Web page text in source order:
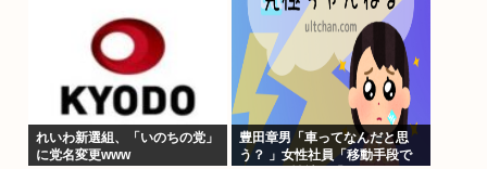
れいわ新選組、「いのちの党」
に党名変更www
豊田章男「車ってなんだと思
う？ 」女性社員「移動手段で